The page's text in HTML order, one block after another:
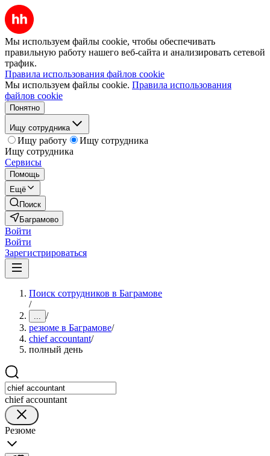
Мы используем файлы cookie, чтобы обеспечивать
правильную работу нашего веб-сайта и анализировать сетевой
трафик.
Правила использования файлов cookie
Мы используем файлы cookie. Правила использования
файлов cookie
Понятно
Ищу сотрудника
Ищу работу
Ищу сотрудника
Ищу сотрудника
Сервисы
Помощь
Ещё
Поиск
Баграмово
Войти
Войти
Зарегистрироваться
Поиск сотрудников в Баграмове
/
... /
резюме в Баграмове/
chief accountant/
полный день
chief accountant
Резюме